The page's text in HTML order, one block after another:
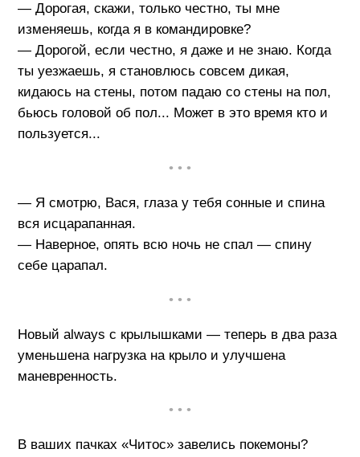
— Дорогая, скажи, только честно, ты мне
изменяешь, когда я в командировке?
— Дорогой, если честно, я даже и не знаю. Когда
ты уезжаешь, я становлюсь совсем дикая,
кидаюсь на стены, потом падаю со стены на пол,
бьюсь головой об пол... Может в это время кто и
пользуется...
• • •
— Я смотрю, Вася, глаза у тебя сонные и спина
вся исцарапанная.
— Наверное, опять всю ночь не спал — спину
себе царапал.
• • •
Новый always с крылышками — теперь в два раза
уменьшена нагрузка на крыло и улучшена
маневренность.
• • •
В ваших пачках «Читос» завелись покемоны?